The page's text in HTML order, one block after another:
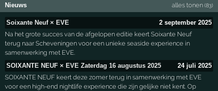
Nieuws alles tonen (83)
Soixante Neuf × EVE
2 september 2025
Na het grote succes van de afgelopen editie keert Soixante Neuf
terug naar Scheveningen voor een unieke seaside experience in
samenwerking met EVE.
SOIXANTE NEUF × EVE Zaterdag 16 augustus 2025
24 juli 2025
SOIXANTE NEUF keert deze zomer terug in samenwerking met EVE
voor een high-end nightlife experience die zijn gelijke niet kent. Op